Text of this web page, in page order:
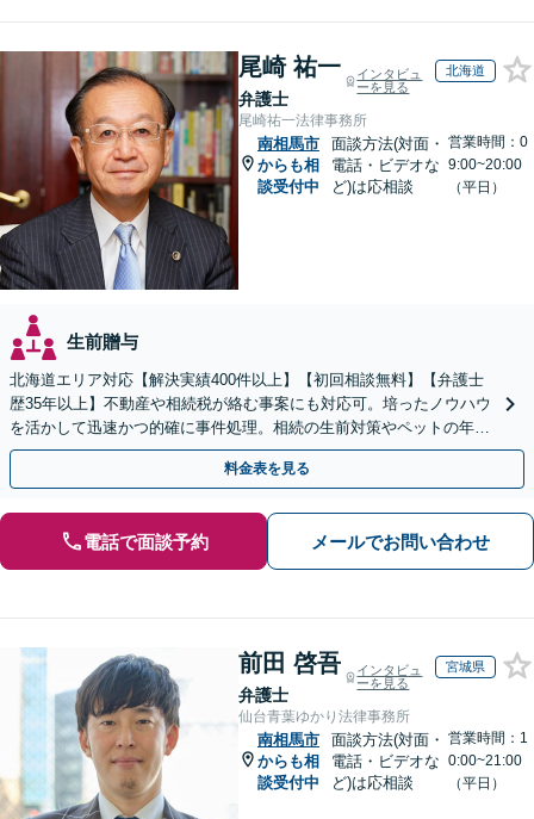
尾崎 祐一
弁護士
インタビュ
ーを見る
北海道
尾崎祐一法律事務所
南相馬市
からも相
談受付中
面談方法(対面・
電話・ビデオな
ど)は応相談
営業時間：0
9:00~20:00
（平日）
生前贈与
北海道エリア対応【解決実績400件以上】【初回相談無料】【弁護士
歴35年以上】不動産や相続税が絡む事案にも対応可。培ったノウハウ
を活かして迅速かつ的確に事件処理。相続の生前対策やペットの年金
システムもお任せ【完全個室】【自衛隊前駅8分】
料金表を見る
電話で面談予約 メールでお問い合わせ
前田 啓吾
弁護士
インタビュ
ーを見る
宮城県
仙台青葉ゆかり法律事務所
南相馬市
からも相
談受付中
面談方法(対面・
電話・ビデオな
ど)は応相談
営業時間：1
0:00~21:00
（平日）